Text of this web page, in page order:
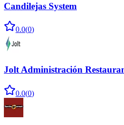
Candilejas System
0.0(0)
Jolt Administración
0.0(0)